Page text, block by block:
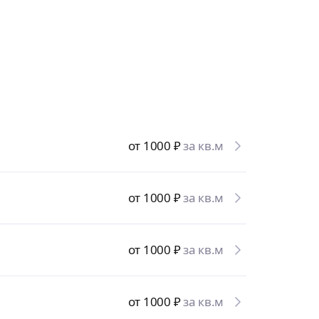
от 1000 ₽за кв.м
от 1000 ₽за кв.м
от 1000 ₽за кв.м
от 1000 ₽за кв.м